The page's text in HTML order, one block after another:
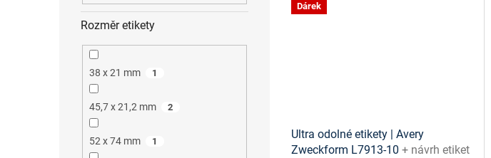
Rozměr etikety
38 x 21 mm 1
45,7 x 21,2 mm 2
52 x 74 mm 1
Dárek
Ultra odolné etikety | Avery
Zweckform L7913-10 + návrh etiket